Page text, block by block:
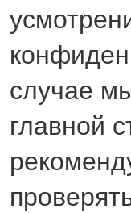
случае
главной